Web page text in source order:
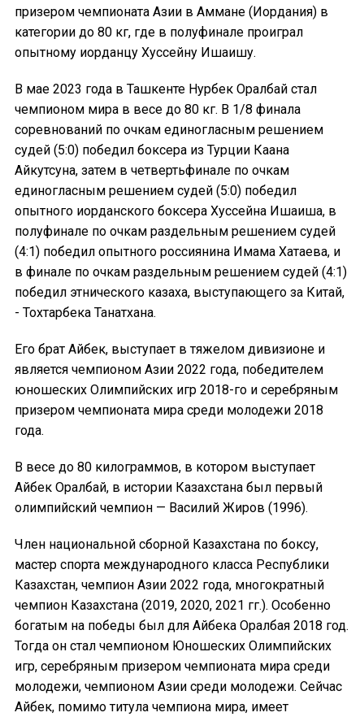
призером чемпионата Азии в Аммане (Иордания) в
категории до 80 кг, где в полуфинале проиграл
опытному иорданцу Хуссейну Ишаишу.
В мае 2023 года в Ташкенте Нурбек Оралбай стал
чемпионом мира в весе до 80 кг. В 1/8 финала
соревнований по очкам единогласным решением
судей (5:0) победил боксера из Турции Каана
Айкутсуна, затем в четвертьфинале по очкам
единогласным решением судей (5:0) победил
опытного иорданского боксера Хуссейна Ишаиша, в
полуфинале по очкам раздельным решением судей
(4:1) победил опытного россиянина Имама Хатаева, и
в финале по очкам раздельным решением судей (4:1)
победил этнического казаха, выступающего за Китай,
- Тохтарбека Танатхана.
Его брат Айбек, выступает в тяжелом дивизионе и
является чемпионом Азии 2022 года, победителем
юношеских Олимпийских игр 2018-го и серебряным
призером чемпионата мира среди молодежи 2018
года.
В весе до 80 килограммов, в котором выступает
Айбек Оралбай, в истории Казахстана был первый
олимпийский чемпион — Василий Жиров (1996).
Член национальной сборной Казахстана по боксу,
мастер спорта международного класса Республики
Казахстан, чемпион Азии 2022 года, многократный
чемпион Казахстана (2019, 2020, 2021 гг.). Особенно
богатым на победы был для Айбека Оралбая 2018 год.
Тогда он стал чемпионом Юношеских Олимпийских
игр, серебряным призером чемпионата мира среди
молодежи, чемпионом Азии среди молодежи. Сейчас
Айбек, помимо титула чемпиона мира, имеет